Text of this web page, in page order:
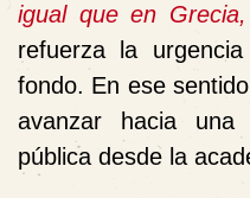
igual que en
refuerza la
fondo. En ese
avanzar hacia
pública desde la